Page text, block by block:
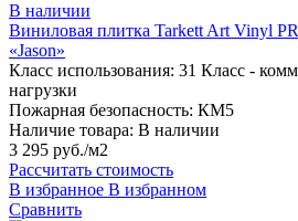
В наличии
Виниловая плитка Tarkett Art Vinyl
«Jason»
Класс использования: 31 Класс -
нагрузки
Пожарная безопасность: КМ5
Наличие товара: В наличии
3 295 руб./м2
Рассчитать стоимость
В избранное В избранном
Сравнить